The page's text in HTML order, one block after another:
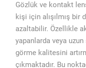
Gözlük ve kontakt
kişi için alışılmış bir
azaltabilir. Özellikle
yapanlarda veya
görme kalitesini
çıkmaktadır. Bu